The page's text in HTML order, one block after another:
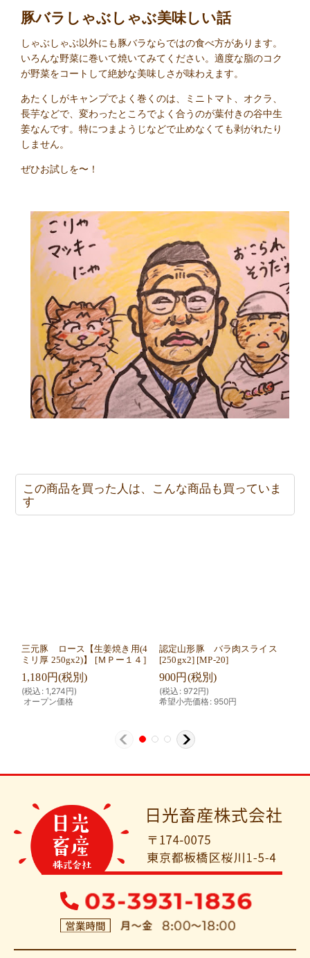
豚バラしゃぶしゃぶ美味しい話
しゃぶしゃぶ以外にも豚バラならではの食べ方があります。
いろんな野菜に巻いて焼いてみてください。適度な脂のコク
が野菜をコートして絶妙な美味しさが味わえます。
あたくしがキャンプでよく巻くのは、ミニトマト、オクラ、
長芋などで、変わったところでよく合うのが葉付きの谷中生
姜なんです。特につまようじなどで止めなくても剥がれたり
しません。
ぜひお試しを〜！
この商品を買った人は、こんな商品も買っていま
す
三元豚 ロース【生姜焼き用(4
ミリ厚 250gx2)】
[ＭＰー１４ ]
1,180円(税別)
(税込 : 1,274円)
オープン価格
認定山形豚 バラ肉スライス
[250gx2] [MP-20]
900円 (税別)
(税込 : 972円)
希望小売価格: 950円